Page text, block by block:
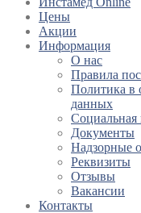
Цены
Акции
Информация
О нас
Правила
Политика в
данных
Социальная
Документы
Надзорные
Реквизиты
Отзывы
Вакансии
Контакты